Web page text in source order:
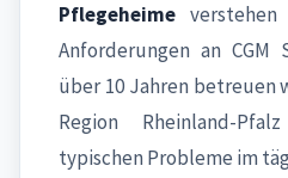
Pflegeheime
Anforderungen an CGM
über 10 Jahren betreuen
Region Rheinland-
typischen Probleme im